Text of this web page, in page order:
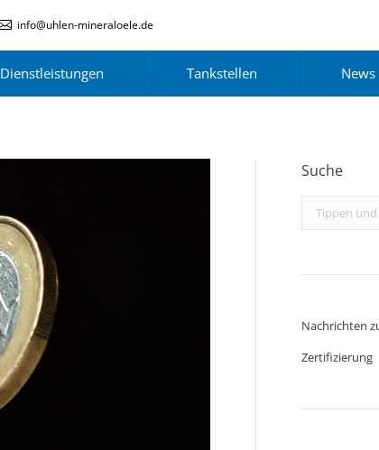
info@uhlen-mineraloele.de
Dienstleistungen Tankstellen News
Suche
Search:
Nachrichten
Zertifizierung